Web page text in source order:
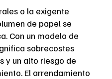
o la exigente
de papel se
Con un modelo de
sobrecostes
y un alto riesgo de
El arrendamiento